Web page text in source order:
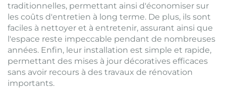
traditionnelles, permettant ainsi d'économiser sur
les coûts d'entretien à long terme. De plus, ils sont
faciles à nettoyer et à entretenir, assurant ainsi que
l'espace reste impeccable pendant de nombreuses
années. Enfin, leur installation est simple et rapide,
permettant des mises à jour décoratives efficaces
sans avoir recours à des travaux de rénovation
importants.